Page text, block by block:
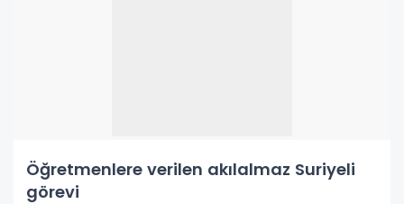
Öğretmenlere verilen akılalmaz Suriyeli
görevi